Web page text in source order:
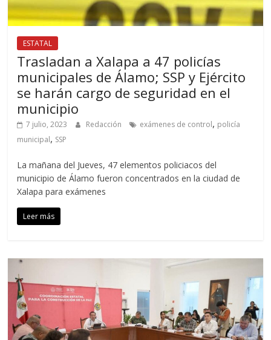
ESTATAL
Trasladan a Xalapa a 47 policías
municipales de Álamo; SSP y Ejército
se harán cargo de seguridad en el
municipio
7 julio, 2023 Redacción exámenes de control, policía
municipal, SSP
La mañana del Jueves, 47 elementos policiacos del
municipio de Álamo fueron concentrados en la ciudad de
Xalapa para exámenes
Leer más